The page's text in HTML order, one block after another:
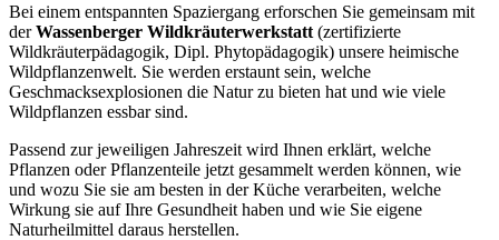
Bei einem entspannten Spaziergang erforschen Sie gemeinsam mit
derWassenberger Wildkräuterwerkstatt (zertifizierte
Wildkräuterpädagogik, Dipl. Phytopädagogik) unsere heimische
Wildpflanzenwelt. Sie werden erstaunt sein, welche
Geschmacksexplosionen die Natur zu bieten hat und wie viele
Wildpflanzen essbar sind.
Passend zur jeweiligen Jahreszeit wird Ihnen erklärt, welche
Pflanzen oder Pflanzenteile jetzt gesammelt werden können, wie
und wozu Sie sie am besten in der Küche verarbeiten, welche
Wirkung sie auf Ihre Gesundheit haben und wie Sie eigene
Naturheilmittel daraus herstellen.